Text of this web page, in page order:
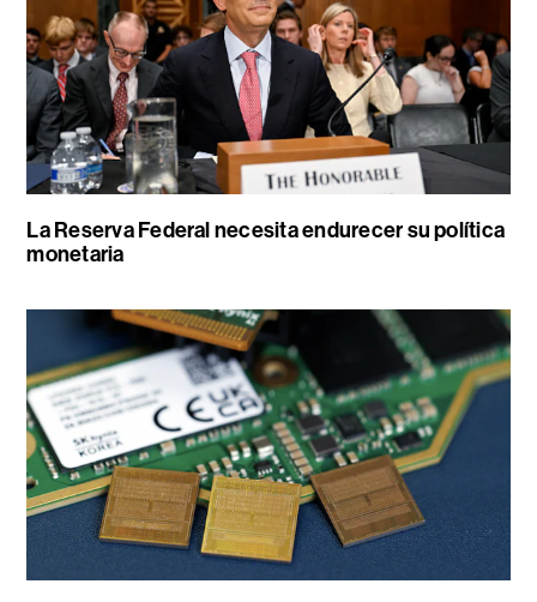
La Reserva Federal necesita endurecer su política
monetaria